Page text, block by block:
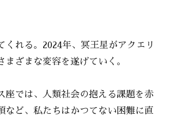
れる。2024年、冥王星がアクエリ
ざまな変容を遂げていく。
座では、人類社会の抱える課題を赤
など、私たちはかつてない困難に直